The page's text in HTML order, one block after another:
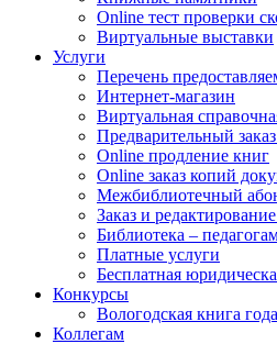
Online тест проверки
Виртуальные выставки
Услуги
Перечень
Интернет-магазин
Виртуальная
Предварительный
Online продление книг
Online заказ копий
Межбиблиотечный
Заказ и
Библиотека –
Платные услуги
Бесплатная
Конкурсы
Вологодская книга года
Коллегам